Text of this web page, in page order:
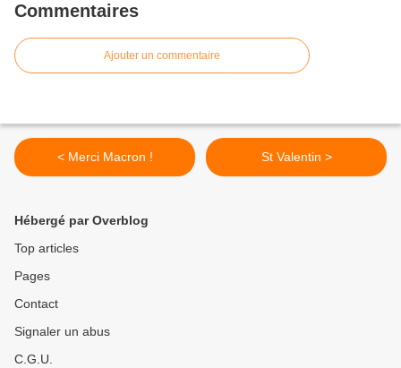
Commentaires
Ajouter un commentaire
< Merci Macron ! St Valentin >
Hébergé par Overblog
Top articles
Pages
Contact
Signaler un abus
C.G.U.